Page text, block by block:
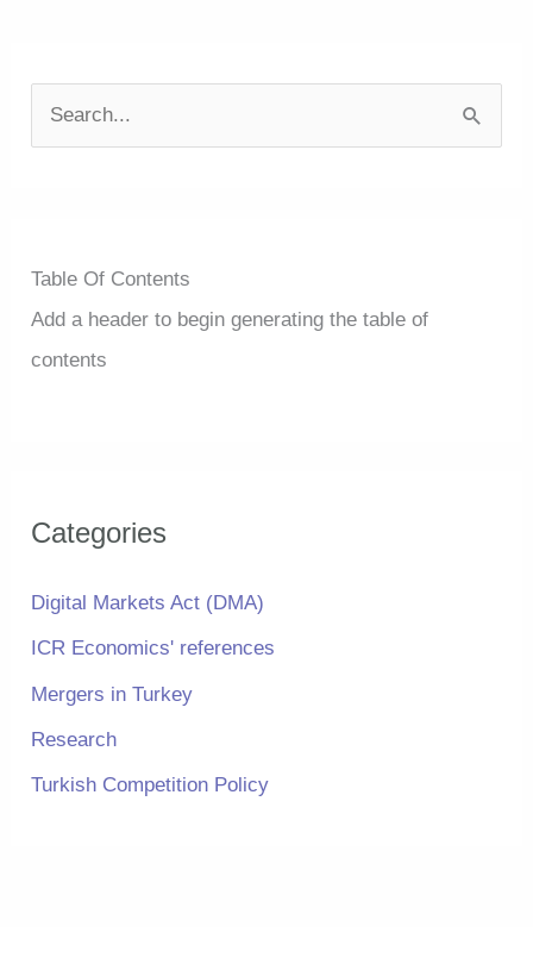
e
Table Of Contents
Add a header to begin generating the table of
contents
Categories
Digital Markets Act (DMA)
ICR Economics' references
Mergers in Turkey
Research
Turkish Competition Policy